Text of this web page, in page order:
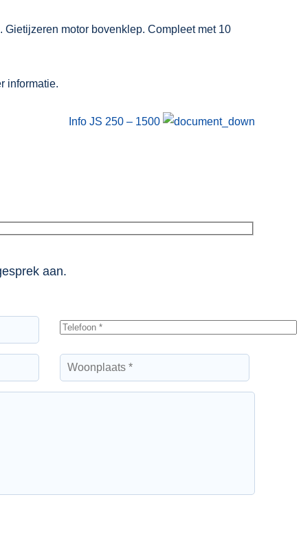
motor bovenklep. Compleet met 10
informatie.
Info JS 250 – 1500
aan.